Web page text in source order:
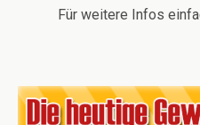
Für weitere Infos